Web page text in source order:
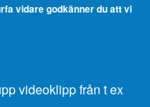
vidare godkänner du att vi
videoklipp från t ex